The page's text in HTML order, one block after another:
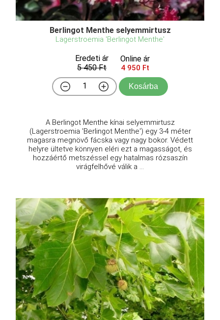
Berlingot Menthe selyemmirtusz
Lagerstroemia 'Berlingot Menthe'
Eredeti ár
5 450 Ft
Online ár
4 950 Ft
Kosárba
A Berlingot Menthe kínai selyemmirtusz
(Lagerstroemia 'Berlingot Menthe') egy 3-4 méter
magasra megnövő fácska vagy nagy bokor. Védett
helyre ültetve könnyen eléri ezt a magasságot, és
hozzáértő metszéssel egy hatalmas rózsaszín
virágfelhővé válik a ...